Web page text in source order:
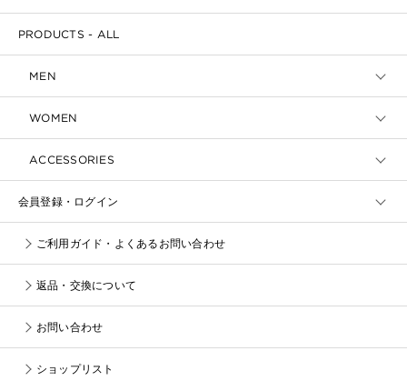
PRODUCTS - ALL
MEN
WOMEN
ACCESSORIES
会員登録・ログイン
ご利用ガイド・よくあるお問い合わせ
返品・交換について
お問い合わせ
ショップリスト